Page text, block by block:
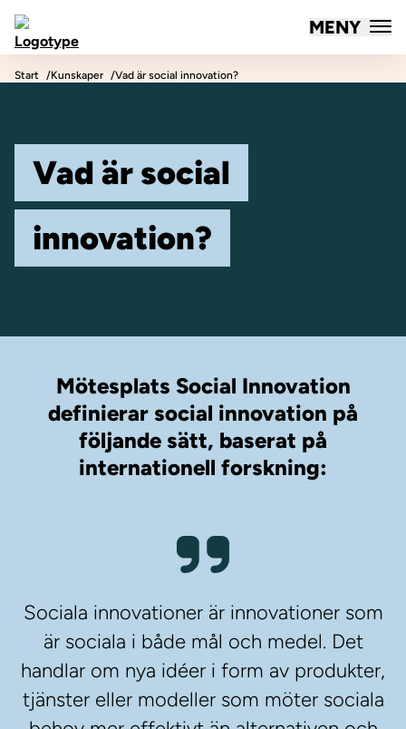
Hoppa till innehåll
Mötesplatsen Social Innovation MENY
Start Kunskaper Vad är social innovation?
Vad är social
innovation?
Mötesplats Social Innovation
definierar social innovation på
följande sätt, baserat på
internationell forskning:
Sociala innovationer är innovationer som
är sociala i både mål och medel. Det
handlar om nya idéer i form av produkter,
tjänster eller modeller som möter sociala